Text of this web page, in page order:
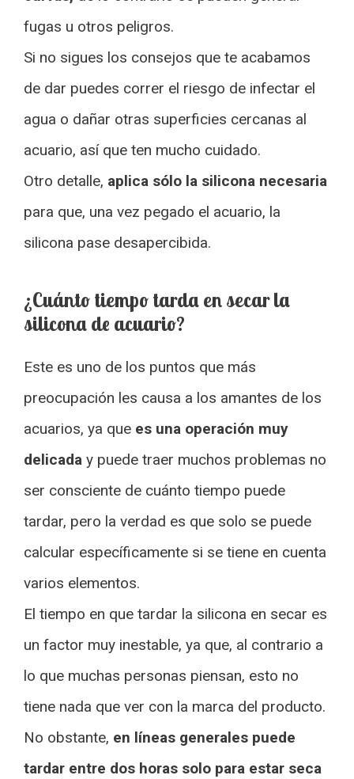
fugas u otros peligros.
Si no sigues los consejos que te acabamos
de dar puedes correr el riesgo de infectar el
agua o dañar otras superficies cercanas al
acuario, así que ten mucho cuidado.
Otro detalle, aplica sólo la silicona necesaria
para que, una vez pegado el acuario, la
silicona pase desapercibida.
¿Cuánto tiempo tarda en secar la
silicona de acuario?
Este es uno de los puntos que más
preocupación les causa a los amantes de los
acuarios, ya que es una operación muy
delicada y puede traer muchos problemas no
ser consciente de cuánto tiempo puede
tardar, pero la verdad es que solo se puede
calcular específicamente si se tiene en cuenta
varios elementos.
El tiempo en que tardar la silicona en secar es
un factor muy inestable, ya que, al contrario a
lo que muchas personas piensan, esto no
tiene nada que ver con la marca del producto.
No obstante, en líneas generales puede
tardar entre dos horas solo para estar seca